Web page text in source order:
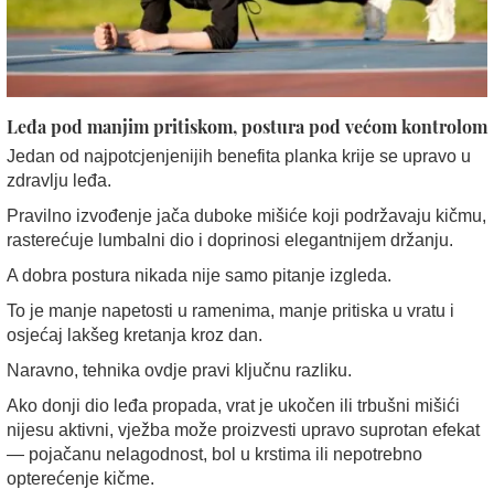
Leđa pod manjim pritiskom, postura pod većom kontrolom
Jedan od najpotcjenjenijih benefita planka krije se upravo u
zdravlju leđa.
Pravilno izvođenje jača duboke mišiće koji podržavaju kičmu,
rasterećuje lumbalni dio i doprinosi elegantnijem držanju.
A dobra postura nikada nije samo pitanje izgleda.
To je manje napetosti u ramenima, manje pritiska u vratu i
osjećaj lakšeg kretanja kroz dan.
Naravno, tehnika ovdje pravi ključnu razliku.
Ako donji dio leđa propada, vrat je ukočen ili trbušni mišići
nijesu aktivni, vježba može proizvesti upravo suprotan efekat
— pojačanu nelagodnost, bol u krstima ili nepotrebno
opterećenje kičme.